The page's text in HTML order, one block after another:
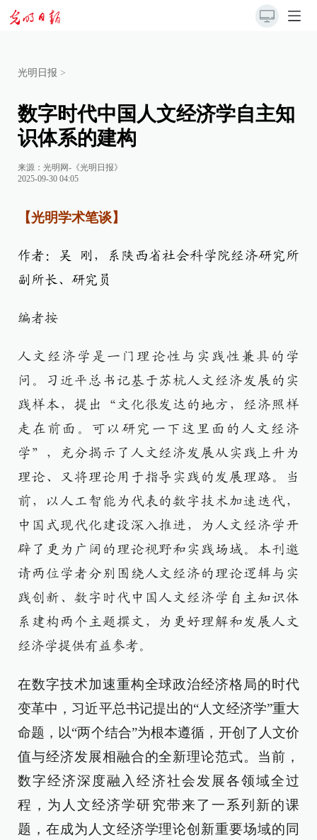
光明日报 >
数字时代中国人文经济学自主知
识体系的建构
来源： 光明网-《光明日报》
2025-09-30 04:05
【光明学术笔谈】
作者：吴 刚，系陕西省社会科学院经济研究所
副所长、研究员
编者按
人文经济学是一门理论性与实践性兼具的学
问。习近平总书记基于苏杭人文经济发展的实
践样本，提出“文化很发达的地方，经济照样
走在前面。可以研究一下这里面的人文经济
学”，充分揭示了人文经济发展从实践上升为
理论、又将理论用于指导实践的发展理路。当
前，以人工智能为代表的数字技术加速迭代，
中国式现代化建设深入推进，为人文经济学开
辟了更为广阔的理论视野和实践场域。本刊邀
请两位学者分别围绕人文经济的理论逻辑与实
践创新、数字时代中国人文经济学自主知识体
系建构两个主题撰文，为更好理解和发展人文
经济学提供有益参考。
在数字技术加速重构全球政治经济格局的时代
变革中，习近平总书记提出的“人文经济学”重大
命题，以“两个结合”为根本遵循，开创了人文价
值与经济发展相融合的全新理论范式。当前，
数字经济深度融入经济社会发展各领域全过
程，为人文经济学研究带来了一系列新的课
题，在成为人文经济学理论创新重要场域的同